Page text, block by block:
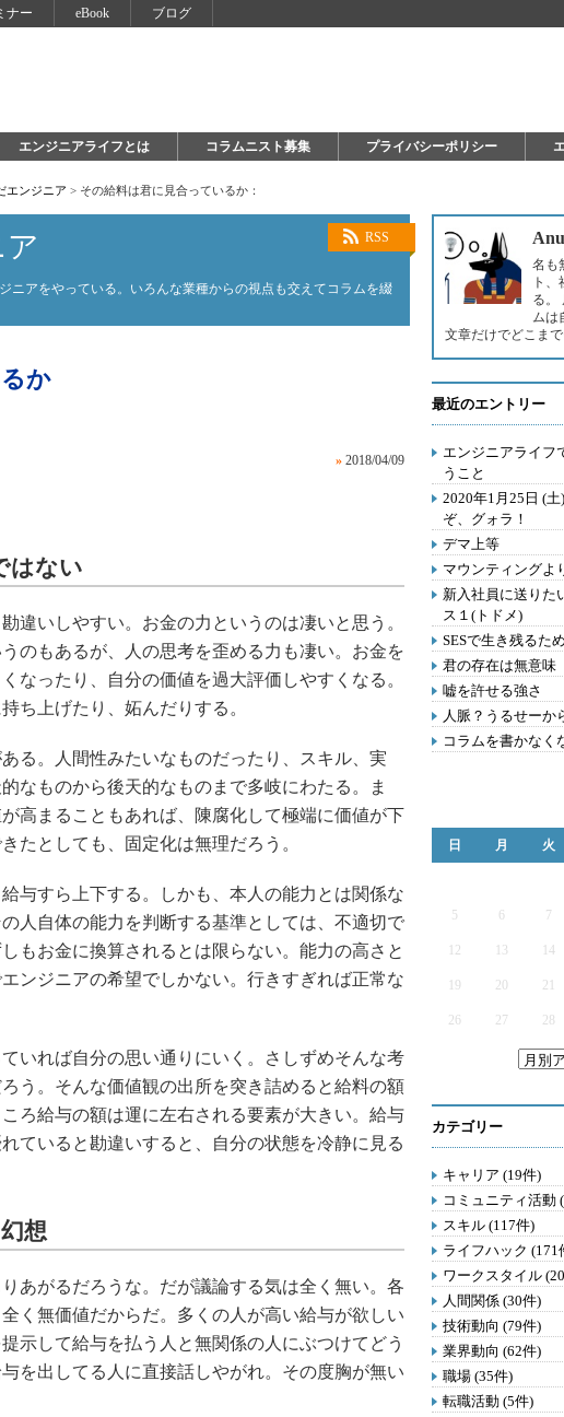
ナー eBook ブログ
エンジニアライフとは コラムニスト募集 プライバシーポリシー
エンジニア > その給料は君に見合っているか：
RSS
ニアをやっている。いろんな業種からの視点も交えてコラムを綴
か
» 2018/04/09
はない
違いしやすい。お金の力というのは凄いと思う。
のもあるが、人の思考を歪める力も凄い。お金を
なったり、自分の価値を過大評価しやすくなる。
ち上げたり、妬んだりする。
る。人間性みたいなものだったり、スキル、実
なものから後天的なものまで多岐にわたる。ま
高まることもあれば、陳腐化して極端に価値が下
たとしても、固定化は無理だろう。
与すら上下する。しかも、本人の能力とは関係な
人自体の能力を判断する基準としては、不適切で
もお金に換算されるとは限らない。能力の高さと
ンジニアの希望でしかない。行きすぎれば正常な
いれば自分の思い通りにいく。さしずめそんな考
う。そんな価値観の出所を突き詰めると給料の額
ろ給与の額は運に左右される要素が大きい。給与
ていると勘違いすると、自分の状態を冷静に見る
想
あがるだろうな。だが議論する気は全く無い。各
く無価値だからだ。多くの人が高い給与が欲しい
示して給与を払う人と無関係の人にぶつけてどう
を出してる人に直接話しやがれ。その度胸が無い
名も
ト
る。
ムは
文章だけでどこま
最近のエントリー
エンジニアライフ
うこと
2020年1月25日 (
ぞ、グォラ！
デマ上等
マウンティングよ
新入社員に送りた
ス１(トドメ)
SESで生き残るた
君の存在は無意味
嘘を許せる強さ
人脈？うるせーか
コラムを書かなく
日 月 火
5 6 7
12 13 14
19 20 21
26 27 28
カテゴリー
キャリア (19件)
コミュニティ活動
スキル (117件)
ライフハック (171
ワークスタイル
人間関係 (30件)
技術動向 (79件)
業界動向 (62件)
職場 (35件)
転職活動 (5件)